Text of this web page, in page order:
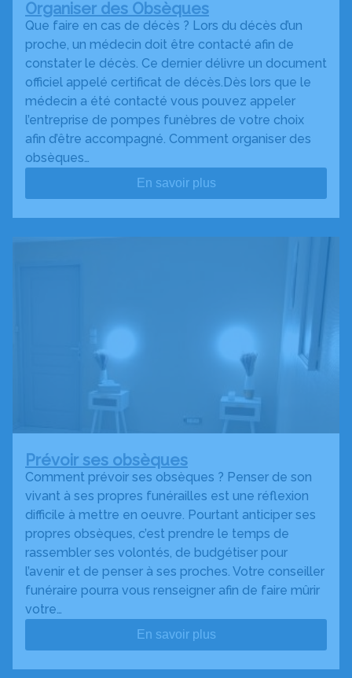
Organiser des Obsèques
Que faire en cas de décès ? Lors du décès d’un
proche, un médecin doit être contacté afin de
constater le décès. Ce dernier délivre un document
officiel appelé certificat de décès.Dès lors que le
médecin a été contacté vous pouvez appeler
l’entreprise de pompes funèbres de votre choix
afin d’être accompagné. Comment organiser des
obsèques…
En savoir plus
Prévoir ses obsèques
Comment prévoir ses obsèques ? Penser de son
vivant à ses propres funérailles est une réflexion
difficile à mettre en oeuvre. Pourtant anticiper ses
propres obsèques, c’est prendre le temps de
rassembler ses volontés, de budgétiser pour
l’avenir et de penser à ses proches. Votre conseiller
funéraire pourra vous renseigner afin de faire mûrir
votre…
En savoir plus